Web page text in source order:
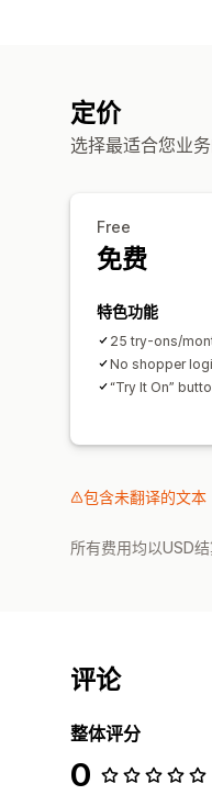
定价
选择最适合您业务
Free
免费
特色功能
25 try-ons/
No shopper
“Try It On”
包含未翻译的文本
所有费用均以USD
评论
整体评分
0